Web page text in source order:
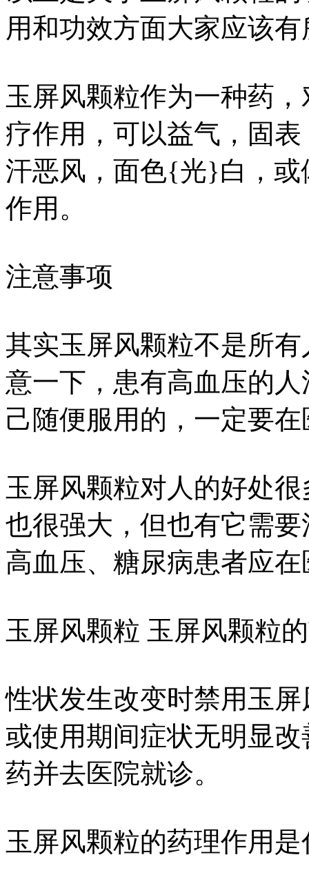
用和功效方面大家应该
玉屏风颗粒作为一种药
疗作用，可以益气，固
汗恶风，面色{光}白，或
作用。
注意事项
其实玉屏风颗粒不是所
意一下，患有高血压的
己随便服用的，一定要
玉屏风颗粒对人的好处
也很强大，但也有它需
高血压、糖尿病患者应
玉屏风颗粒 玉屏风颗粒
性状发生改变时禁用玉
或使用期间症状无明显
药并去医院就诊。
玉屏风颗粒的药理作用是